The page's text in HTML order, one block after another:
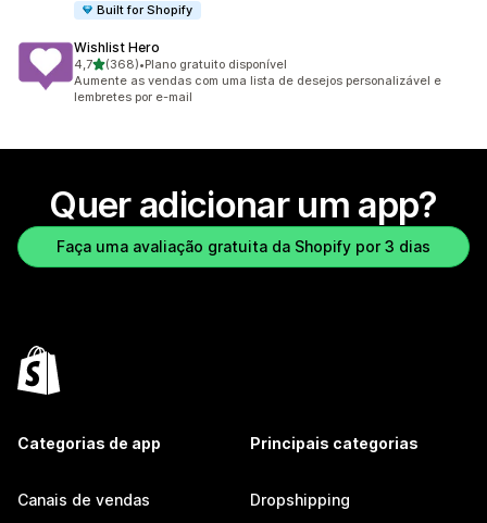
Built for Shopify
Wishlist Hero
4,7de 5 estrelas
(368)
368 avaliações ao todo
•Plano gratuito disponível
Aumente as vendas com uma lista de desejos personalizável e
lembretes por e-mail
Quer adicionar um app?
Faça uma avaliação gratuita da Shopify por 3 dias
Categorias de app
Canais de vendas
Principais categorias
Dropshipping